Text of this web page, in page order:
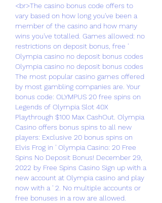
<br>The casino bonus code offers to
vary based on how long you've been a
member of the casino and how many
wins you've totalled. Games allowed: no
restrictions on deposit bonus, free '
Olympia casino no deposit bonus codes
Olympia casino no deposit bonus codes
The most popular casino games offered
by most gambling companies are. Your
bonus code: OLYMPUS 20 free spins on
Legends of Olympia Slot 40X
Playthrough $100 Max CashOut. Olympia
Casino offers bonus spins to all new
players: Exclusive 20 bonus spins on
Elvis Frog in ' Olympia Casino: 20 Free
Spins No Deposit Bonus! December 29,
2022 by Free Spins Casino Sign up with a
new account at Olympia casino and play
now with a ' 2. No multiple accounts or
free bonuses in a row are allowed.